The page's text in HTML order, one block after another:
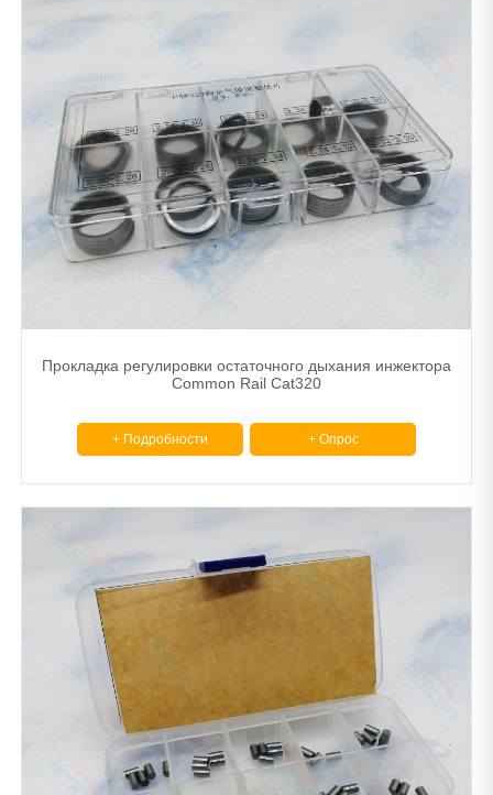
Прокладка регулировки остаточного дыхания инжектора
Common Rail Cat320
+ Подробности + Опрос